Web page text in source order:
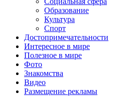
Образование
Культура
Спорт
Достопримечательности
Интересное в мире
Полезное в мире
Фото
Знакомства
Видео
Размещение рекламы